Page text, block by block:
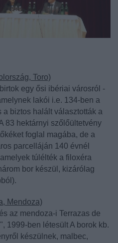
Toro)
egy ősi ibériai városról -
lakói i.e. 134-ben a
a biztos halált választották a
83 hektárnyi szőlőültetvény
foglal magába, de a
parcelláján 140 évnél
túlélték a filoxéra
bor készül, kizárólag
Mendoza)
az mendoza-i Terrazas de
1999-ben létesült A borok kb.
készülnek, malbec,